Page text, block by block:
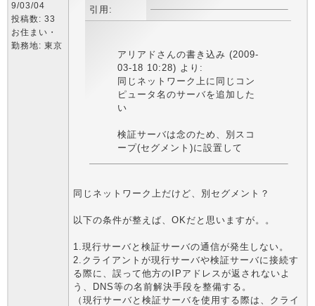
9/03/04
投稿数: 33
お住まい・
勤務地: 東京
引用:
アリアドさんの書き込み (2009-
03-18 10:28) より:
同じネットワーク上に同じコン
ピュータ名のサーバを追加した
い
検証サーバは念のため、別スコ
ープ(セグメント)に設置して
同じネットワーク上だけど、別セグメント？
以下の条件が整えば、OKだと思いますが。。
1.現行サーバと検証サーバの通信が発生しない。
2.クライアントが現行サーバや検証サーバに接続す
る際に、誤って他方のIPアドレスが返されないよ
う、DNS等の名前解決手段を整備する。
（現行サーバと検証サーバを使用する際は、クライ